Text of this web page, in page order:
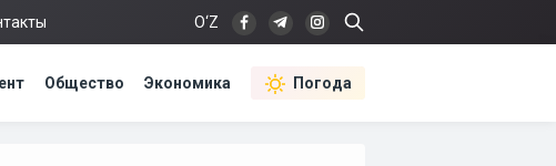
O‘Z
Общество Экономика Погода